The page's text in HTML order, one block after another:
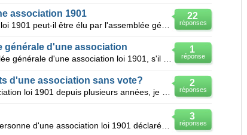
22
réponses
association 1901
Le président d'une association loi 1901 peut-il être élu par l'assemblée générale (et non pas par le
1
réponse
générale d'une association
2
réponses
d'une association sans vote?
3
réponses
Bonjour, peut-on exclure une personne d'une association loi 1901 déclarée en préfecture, si cette pe